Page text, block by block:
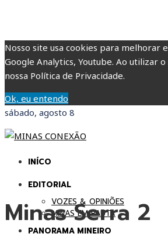
Nosso site usa cookies para melhorar
Google Analytics, Youtube. Ao utilizar
nossa Política de Privacidade.
Ok, eu entendo
sábado, agosto 8
INÍCO
EDITORIAL
VOZES & OPINIÕES
MINAS EM PAUTA
PANORAMA MINEIRO
Minas Serra 2